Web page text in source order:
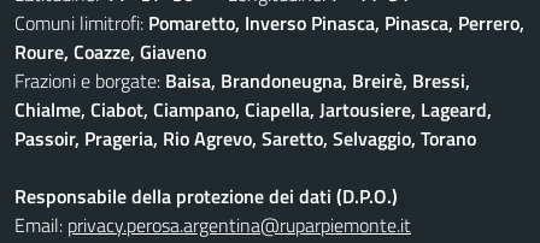
Comuni limitrofi: Pomaretto, Inverso Pinasca, Pinasca, Perrero,
Roure, Coazze, Giaveno
Frazioni e borgate: Baisa, Brandoneugna, Breirè, Bressi,
Chialme, Ciabot, Ciampano, Ciapella, Jartousiere, Lageard,
Passoir, Prageria, Rio Agrevo, Saretto, Selvaggio, Torano
Responsabile della protezione dei dati (D.P.O.)
Email: privacy.perosa.argentina@ruparpiemonte.it